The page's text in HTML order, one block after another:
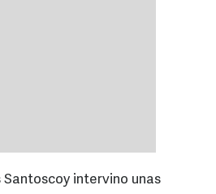
intervino unas